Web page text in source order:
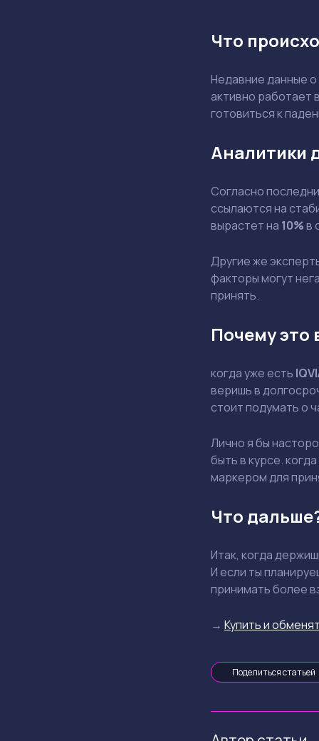
Что
Недавние данные
активно работает
готовиться к
Аналитики
Согласно
ссылаются на
вырастет на 10%в
Другие же
факторы могут
принять.
Почему это
когда уже есть
веришь в
стоит подумать о
Лично я бы
быть в курсе.
маркером для
Что
Итак, когда
И если ты
принимать более
→ Купить и
Поделиться статьей